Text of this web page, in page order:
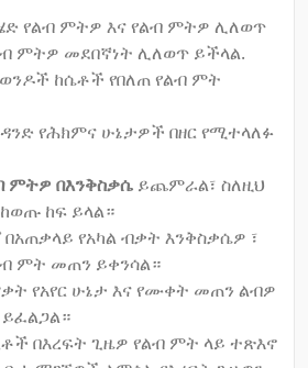
የልብ ምትዎ እና የልብ ምትዎ ሊለወጥ
ምትዎ መደበኛነት ሊለወጥ ይችላል.
ከሴቶች የበለጠ የልብ ምት
የሕክምና ሁኔታዎች በዘር የሚተላለፉ
ምትዎ በእንቅስቃሴ ይጨምራል፣ ስለዚህ
ከፍ ይላል።
በአጠቃላይ የአካል ብቃት እንቅስቃሴዎ ፣
ምት መጠን ይቀንሳል።
የአየር ሁኔታ እና የሙቀት መጠን ልብዎ
በእረፍት ጊዜዎ የልብ ምት ላይ ተጽእኖ